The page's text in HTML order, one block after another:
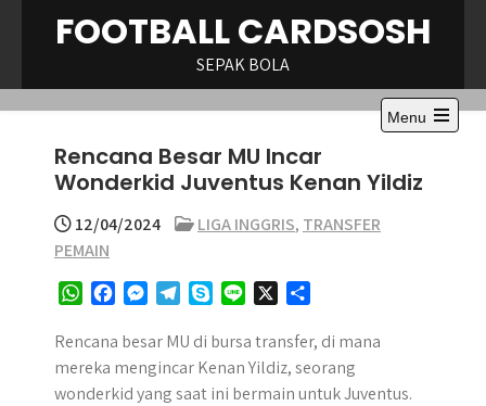
FOOTBALL CARDSOSH
SEPAK BOLA
Menu
Open
menu
Rencana Besar MU Incar
Wonderkid Juventus Kenan Yildiz
12/04/2024 LIGA INGGRIS, TRANSFER
PEMAIN
W
a
t
s
c
e
b
s
s
e
l
e
g
y
p
e
n
e
a
r
e
Rencana besar MU di bursa transfer, di mana
mereka mengincar Kenan Yildiz, seorang
wonderkid yang saat ini bermain untuk Juventus.​